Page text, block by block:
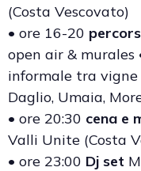
(Costa Vescovato)
• ore 16-20
open air &
informale tra vigne
Daglio, Umaia,
• ore 20:30 cena e
Valli Unite (Costa
• ore 23:00 Dj set